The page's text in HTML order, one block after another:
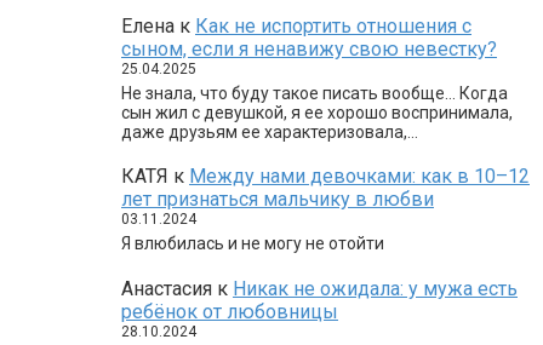
Елена к Как не испортить отношения с
сыном, если я ненавижу свою невестку?
25.04.2025
Не знала, что буду такое писать вообще… Когда
сын жил с девушкой, я ее хорошо воспринимала,
даже друзьям ее характеризовала,…
КАТЯ к Между нами девочками: как в 10–12
лет признаться мальчику в любви
03.11.2024
Я влюбилась и не могу не отойти
Анастасия к Никак не ожидала: у мужа есть
ребёнок от любовницы
28.10.2024